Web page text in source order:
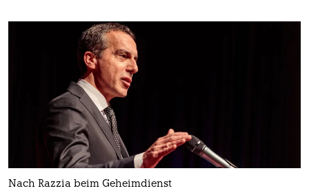
Nach Razzia beim Geheimdienst